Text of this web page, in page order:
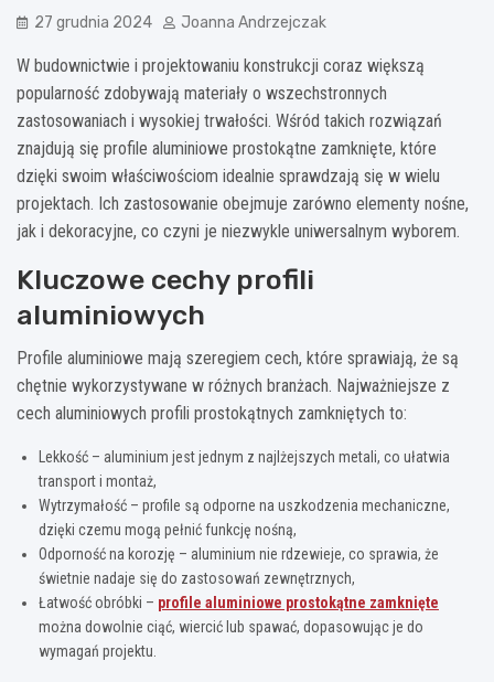
27 grudnia 2024 Joanna Andrzejczak
W budownictwie i projektowaniu konstrukcji coraz większą
popularność zdobywają materiały o wszechstronnych
zastosowaniach i wysokiej trwałości. Wśród takich rozwiązań
znajdują się profile aluminiowe prostokątne zamknięte, które
dzięki swoim właściwościom idealnie sprawdzają się w wielu
projektach. Ich zastosowanie obejmuje zarówno elementy nośne,
jak i dekoracyjne, co czyni je niezwykle uniwersalnym wyborem.
Kluczowe cechy profili
aluminiowych
Profile aluminiowe mają szeregiem cech, które sprawiają, że są
chętnie wykorzystywane w różnych branżach. Najważniejsze z
cech aluminiowych profili prostokątnych zamkniętych to:
Lekkość – aluminium jest jednym z najlżejszych metali, co ułatwia
transport i montaż,
Wytrzymałość – profile są odporne na uszkodzenia mechaniczne,
dzięki czemu mogą pełnić funkcję nośną,
Odporność na korozję – aluminium nie rdzewieje, co sprawia, że
świetnie nadaje się do zastosowań zewnętrznych,
Łatwość obróbki – profile aluminiowe prostokątne zamknięte
można dowolnie ciąć, wiercić lub spawać, dopasowując je do
wymagań projektu.